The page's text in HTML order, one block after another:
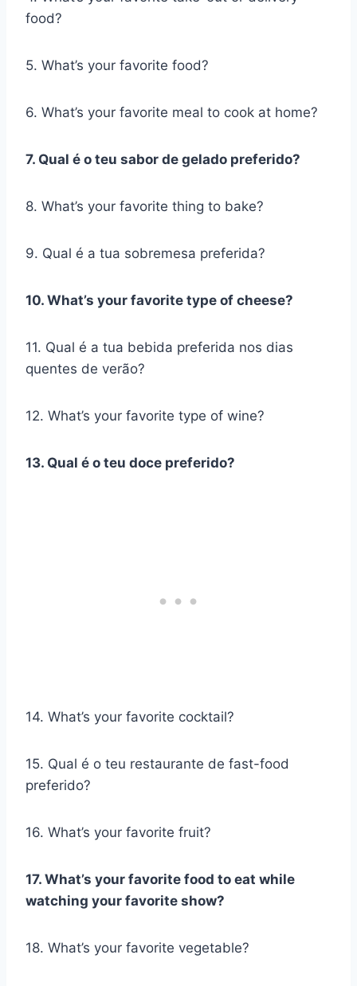
food?
5. What’s your favorite food?
6. What’s your favorite meal to cook at home?
7. Qual é o teu sabor de gelado preferido?
8. What’s your favorite thing to bake?
9. Qual é a tua sobremesa preferida?
10. What’s your favorite type of cheese?
11. Qual é a tua bebida preferida nos dias
quentes de verão?
12. What’s your favorite type of wine?
13. Qual é o teu doce preferido?
14. What’s your favorite cocktail?
15. Qual é o teu restaurante de fast-food
preferido?
16. What’s your favorite fruit?
17. What’s your favorite food to eat while
watching your favorite show?
18. What’s your favorite vegetable?